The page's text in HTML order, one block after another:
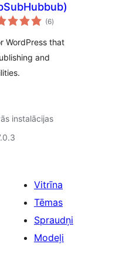
(6vērtējumu
kopsumma
)
WordPress that
and
instalācijas
Vitrīna
Tēmas
Spraudņi
Modeļi